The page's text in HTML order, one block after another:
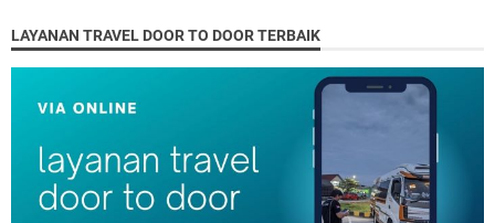
LAYANAN TRAVEL DOOR TO DOOR TERBAIK